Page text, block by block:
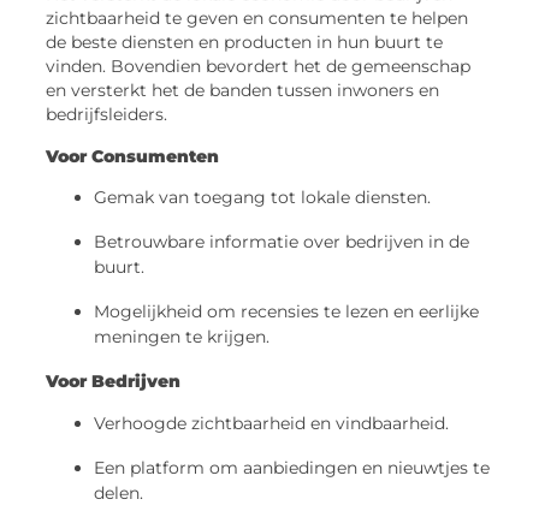
zichtbaarheid te geven en consumenten te helpen
de beste diensten en producten in hun buurt te
vinden. Bovendien bevordert het de gemeenschap
en versterkt het de banden tussen inwoners en
bedrijfsleiders.
Voor Consumenten
Gemak van toegang tot lokale diensten.
Betrouwbare informatie over bedrijven in de
buurt.
Mogelijkheid om recensies te lezen en eerlijke
meningen te krijgen.
Voor Bedrijven
Verhoogde zichtbaarheid en vindbaarheid.
Een platform om aanbiedingen en nieuwtjes te
delen.